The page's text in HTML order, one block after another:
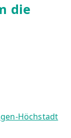
die
Höchstadt